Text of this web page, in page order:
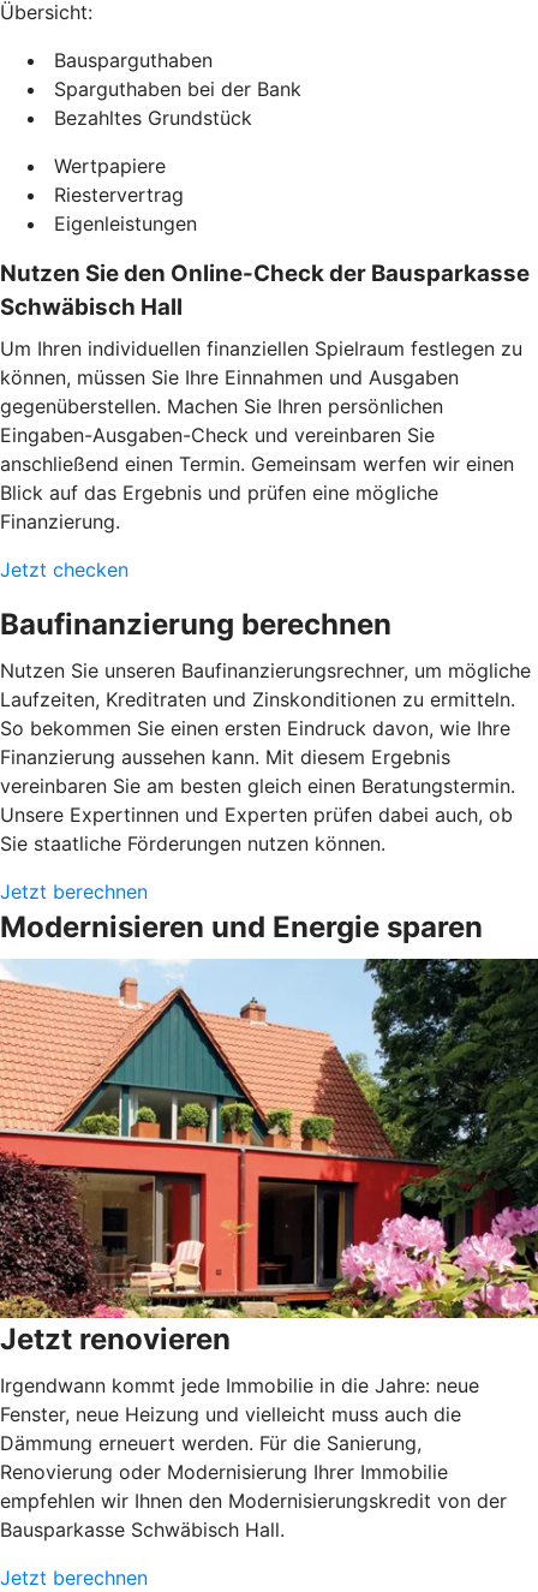
Übersicht:
Bausparguthaben
Sparguthaben bei der Bank
Bezahltes Grundstück
Wertpapiere
Riestervertrag
Eigenleistungen
Nutzen Sie den Online-Check der Bausparkasse
Schwäbisch Hall
Um Ihren individuellen finanziellen Spielraum festlegen zu
können, müssen Sie Ihre Einnahmen und Ausgaben
gegenüberstellen. Machen Sie Ihren persönlichen
Eingaben-Ausgaben-Check und vereinbaren Sie
anschließend einen Termin. Gemeinsam werfen wir einen
Blick auf das Ergebnis und prüfen eine mögliche
Finanzierung.
Jetzt checken
Baufinanzierung berechnen
Nutzen Sie unseren Baufinanzierungsrechner, um mögliche
Laufzeiten, Kreditraten und Zinskonditionen zu ermitteln.
So bekommen Sie einen ersten Eindruck davon, wie Ihre
Finanzierung aussehen kann. Mit diesem Ergebnis
vereinbaren Sie am besten gleich einen Beratungstermin.
Unsere Expertinnen und Experten prüfen dabei auch, ob
Sie staatliche Förderungen nutzen können.
Jetzt berechnen
Modernisieren und Energie sparen
Jetzt renovieren
Irgendwann kommt jede Immobilie in die Jahre: neue
Fenster, neue Heizung und vielleicht muss auch die
Dämmung erneuert werden. Für die Sanierung,
Renovierung oder Modernisierung Ihrer Immobilie
empfehlen wir Ihnen den Modernisierungskredit von der
Bausparkasse Schwäbisch Hall.
Jetzt berechnen